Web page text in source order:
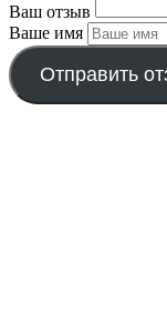
Ваш отзыв
Ваше имя
Отправить